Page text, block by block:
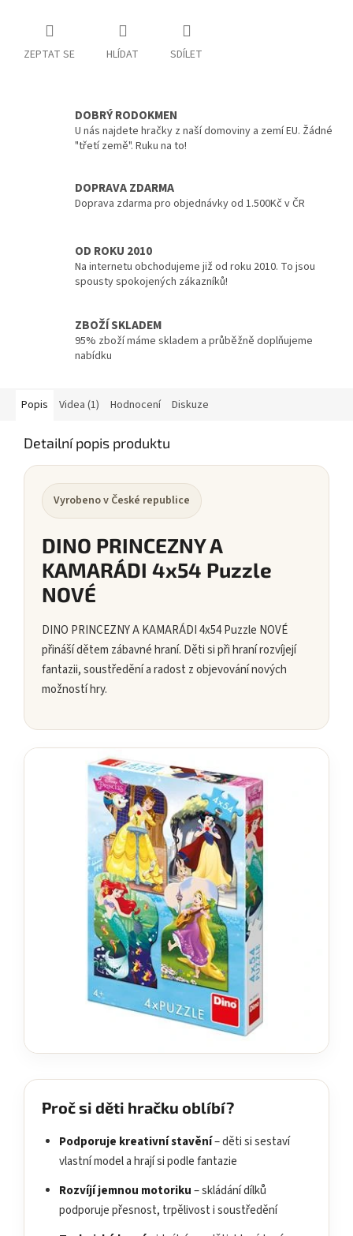
ZEPTAT SE HLÍDAT SDÍLET
DOBRÝ RODOKMEN
U nás najdete hračky z naší domoviny a zemí EU. Žádné
"třetí země". Ruku na to!
DOPRAVA ZDARMA
Doprava zdarma pro objednávky od 1.500Kč v ČR
OD ROKU 2010
Na internetu obchodujeme již od roku 2010. To jsou
spousty spokojených zákazníků!
ZBOŽÍ SKLADEM
95% zboží máme skladem a průběžně doplňujeme
nabídku
Popis Videa (1) Hodnocení Diskuze
Detailní popis produktu
Vyrobeno v České republice
DINO PRINCEZNY A
KAMARÁDI 4x54 Puzzle
NOVÉ
DINO PRINCEZNY A KAMARÁDI 4x54 Puzzle NOVÉ
přináší dětem zábavné hraní. Děti si při hraní rozvíjejí
fantazii, soustředění a radost z objevování nových
možností hry.
Proč si děti hračku oblíbí?
Podporuje kreativní stavění– děti si sestaví
vlastní model a hrají si podle fantazie
Rozvíjí jemnou motoriku– skládání dílků
podporuje přesnost, trpělivost i soustředění